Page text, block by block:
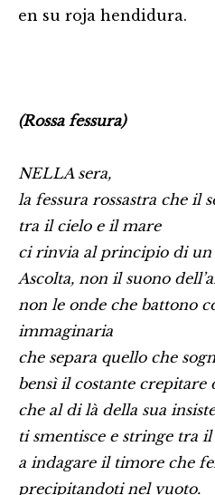
en su roja hendidura.
(Rossa fessura)
NELLA sera,
la fessura rossastra che il
tra il cielo e il mare
ci rinvia al principio di un
Ascolta, non il suono
non le onde che battono
immaginaria
che separa quello che
bensì il costante crepitare
che al di là della sua
ti smentisce e stringe tra
a indagare il timore che
precipitandoti nel vuoto.